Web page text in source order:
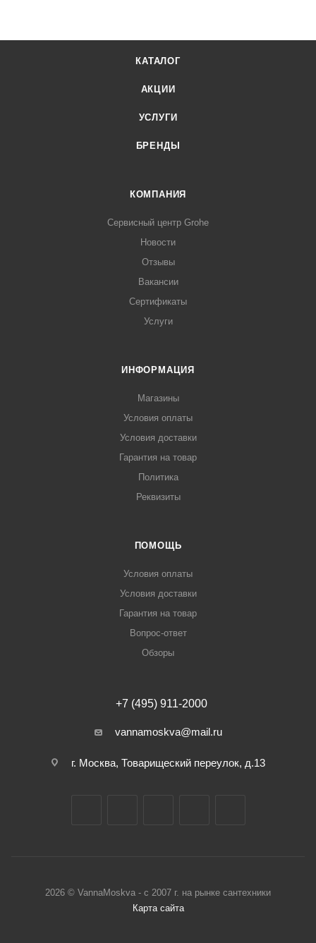
КАТАЛОГ
АКЦИИ
УСЛУГИ
БРЕНДЫ
КОМПАНИЯ
Сервисный центр Grohe
Новости
Отзывы
Вакансии
Сертификаты
Услуги
ИНФОРМАЦИЯ
Магазины
Условия оплаты
Условия доставки
Гарантия на товар
Политика
Реквизиты
ПОМОЩЬ
Условия оплаты
Условия доставки
Гарантия на товар
Вопрос-ответ
Обзоры
+7 (495) 911-2000
vannamoskva@mail.ru
г. Москва, Товарищеский переулок, д.13
2026 © VannaMoskva - с 2007 г. на рынке сантехники
Карта сайта